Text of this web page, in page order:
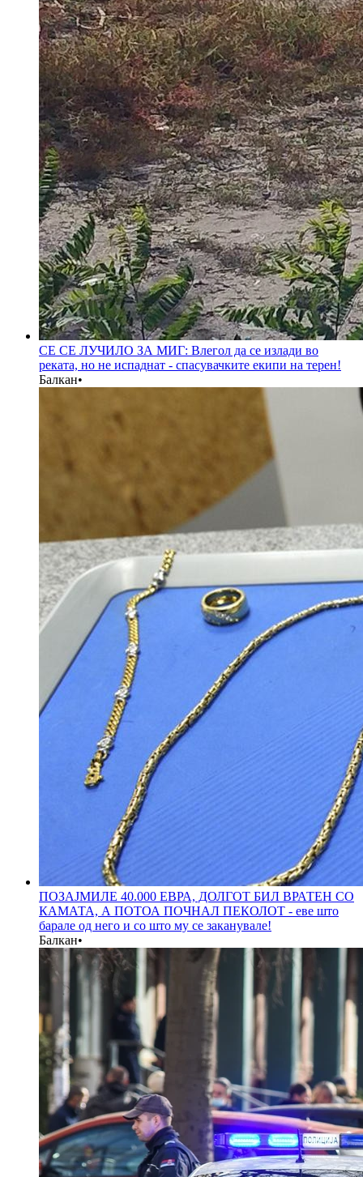
СЕ СЕ ЛУЧИЛО ЗА МИГ: Влегол да се излади во
реката, но не испаднат - спасувачките екипи на терен!
Балкан•
ПОЗАЈМИЛЕ 40.000 ЕВРА, ДОЛГОТ БИЛ ВРАТЕН СО
КАМАТА, А ПОТОА ПОЧНАЛ ПЕКОЛОТ - еве што
барале од него и со што му се заканувале!
Балкан•